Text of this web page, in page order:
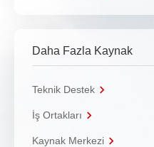
Daha Fazla Kaynak
Teknik Destek
İş Ortakları
Kaynak Merkezi